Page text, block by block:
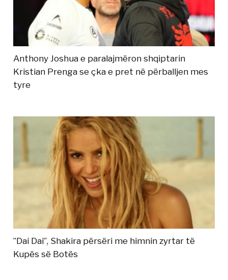
Anthony Joshua e paralajmëron shqiptarin
Kristian Prenga se çka e pret në përballjen mes
tyre
”Dai Dai”, Shakira përsëri me himnin zyrtar të
Kupës së Botës